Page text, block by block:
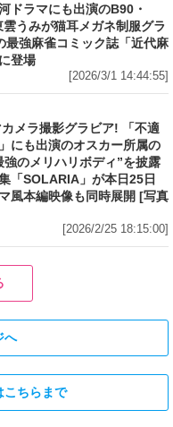
ドラマにも出演のB90・
うみが猫耳メガネ制服グラ
最強麻雀コミック誌「近代麻
登場
[2026/3/1 14:44:55]
メラ撮影グラビア! 「不適
にも出演のオスカー所属の
のメリハリボディ”を披露
「SOLARIA」が本日25日
風本編映像も同時展開 [写真
[2026/2/25 18:15:00]
へ
こちらまで